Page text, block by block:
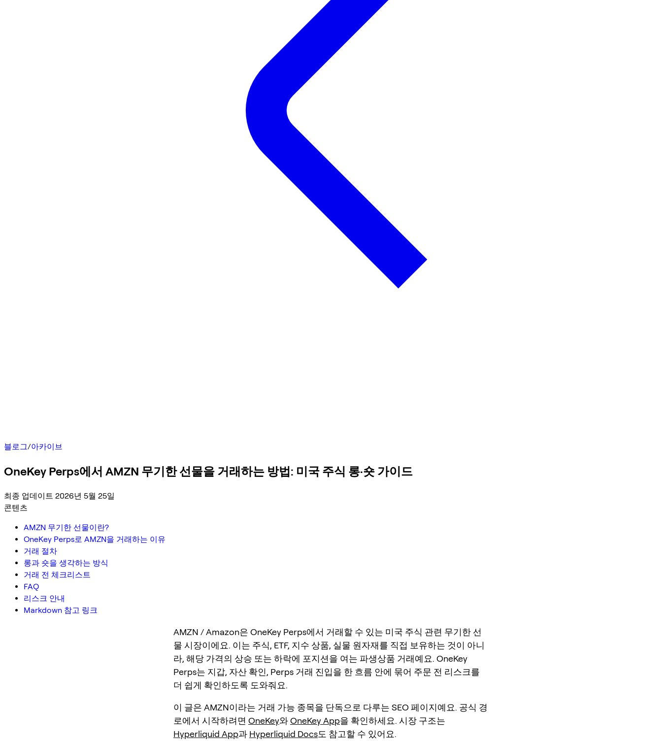
블로그/아카이브
OneKey Perps에서 AMZN 무기한 선물을 거래하는 방법: 미국 주식 롱·숏 가이드
최종 업데이트 2026년 5월 25일
콘텐츠
AMZN 무기한 선물이란?
OneKey Perps로 AMZN을 거래하는 이유
거래 절차
롱과 숏을 생각하는 방식
거래 전 체크리스트
FAQ
리스크 안내
Markdown 참고 링크
AMZN / Amazon은 OneKey Perps에서 거래할 수 있는 미국 주식 관련 무기한 선
물 시장이에요. 이는 주식, ETF, 지수 상품, 실물 원자재를 직접 보유하는 것이 아니
라, 해당 가격의 상승 또는 하락에 포지션을 여는 파생상품 거래예요. OneKey
Perps는 지갑, 자산 확인, Perps 거래 진입을 한 흐름 안에 묶어 주문 전 리스크를
더 쉽게 확인하도록 도와줘요.
이 글은 AMZN이라는 거래 가능 종목을 단독으로 다루는 SEO 페이지예요. 공식 경
로에서 시작하려면 OneKey와OneKey App을 확인하세요. 시장 구조는
Hyperliquid App과 Hyperliquid Docs도 참고할 수 있어요.